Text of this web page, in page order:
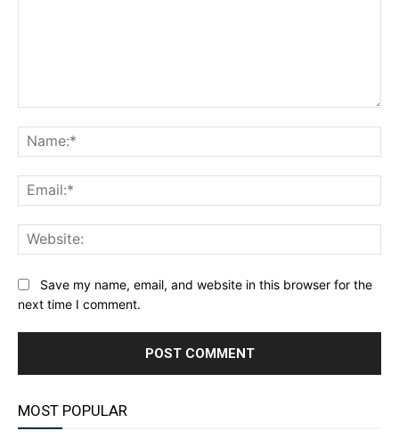
Save my name, email, and website in this browser for the
next time I comment.
MOST POPULAR